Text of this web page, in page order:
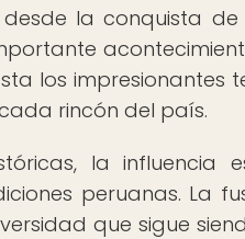
la conquista de
los impresionantes
rincón del país.
la influencia
peruanas. La
que sigue